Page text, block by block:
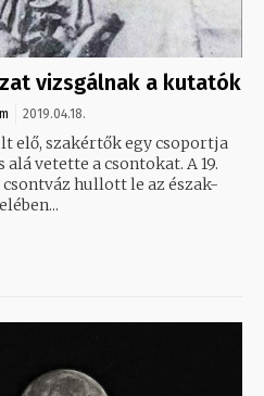
vizsgálnak a kutatók
2019.04.18.
elő, szakértők egy csoportja
vetette a csontokat. A 19.
hullott le az észak-